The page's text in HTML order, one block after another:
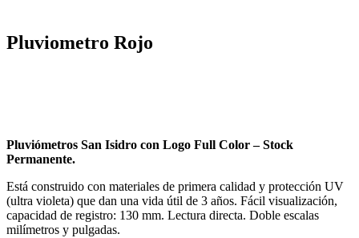
Pluviometro Rojo
Pluviómetros San Isidro con Logo Full Color – Stock
Permanente.
Está construido con materiales de primera calidad y protección UV
(ultra violeta) que dan una vida útil de 3 años. Fácil visualización,
capacidad de registro: 130 mm. Lectura directa. Doble escalas
milímetros y pulgadas.